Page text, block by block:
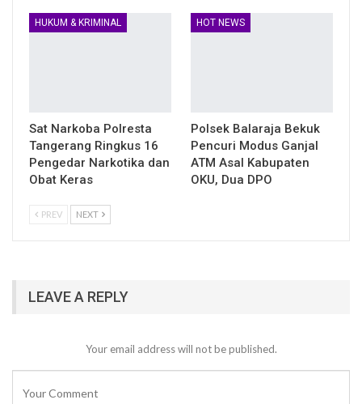
HUKUM & KRIMINAL
Sat Narkoba Polresta
Tangerang Ringkus 16
Pengedar Narkotika dan
Obat Keras
HOT NEWS
Polsek Balaraja Bekuk
Pencuri Modus Ganjal
ATM Asal Kabupaten
OKU, Dua DPO
PREV NEXT
LEAVE A REPLY
Your email address will not be published.